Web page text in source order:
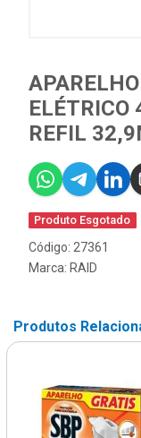
ELÉTRICO
REFIL
Produto Esgotado
Código: 27361
Marca: RAID
Produtos